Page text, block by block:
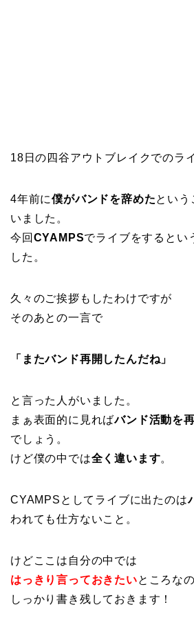
18日の四谷アウトブレイクでのラ
4年前に僕がバンドを辞めたという
いました。
今回 CYAMPSでライブをするとい
した。
久々のご挨拶もしたわけですが
そのあとの一言で
「またバンド再開したんだね」
と言った人がいました。
まぁ表面的に見ればバンド活動を
でしょう。
けど僕の中では全く違います。
CYAMPSとしてライブに出たのは
われても仕方ないこと。
けどここは自分の中では
はっきり言っておきたいところな
しっかり書き残しておきます！